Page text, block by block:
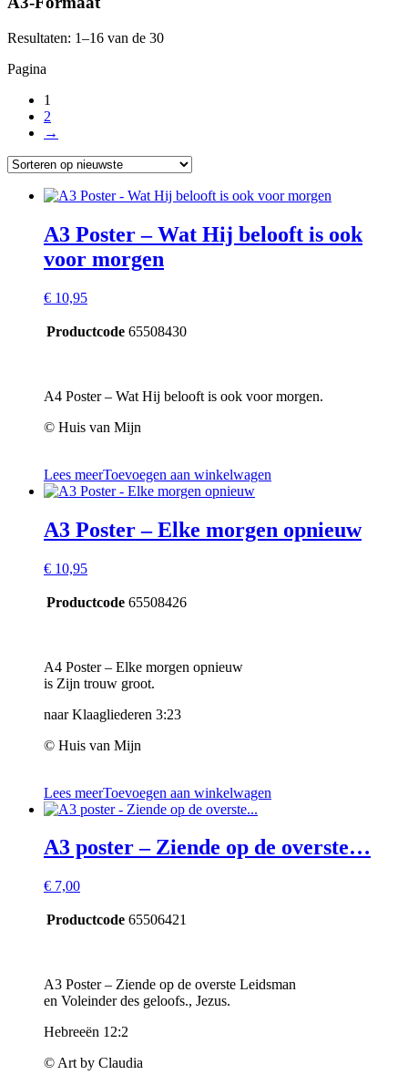
Resultaten: 1–16 van de 30
Pagina
1
2
→
A3 Poster – Wat Hij belooft is ook
voor morgen
€ 10,95
Productcode 65508430
A4 Poster – Wat Hij belooft is ook voor morgen.
© Huis van Mijn
Lees meerToevoegen aan winkelwagen
A3 Poster – Elke morgen opnieuw
€ 10,95
Productcode 65508426
A4 Poster – Elke morgen opnieuw
is Zijn trouw groot.
naar Klaagliederen 3:23
© Huis van Mijn
Lees meerToevoegen aan winkelwagen
A3 poster – Ziende op de overste…
€ 7,00
Productcode 65506421
A3 Poster – Ziende op de overste Leidsman
en Voleinder des geloofs., Jezus.
Hebreeën 12:2
© Art by Claudia